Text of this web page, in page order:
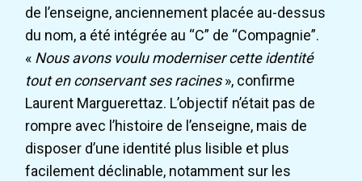
de l’enseigne, anciennement placée au-dessus
du nom, a été intégrée au “C” de “Compagnie”.
« Nous avons voulu moderniser cette identité
tout en conservant ses racines», confirme
Laurent Marguerettaz. L’objectif n’était pas de
rompre avec l’histoire de l’enseigne, mais de
disposer d’une identité plus lisible et plus
facilement déclinable, notamment sur les